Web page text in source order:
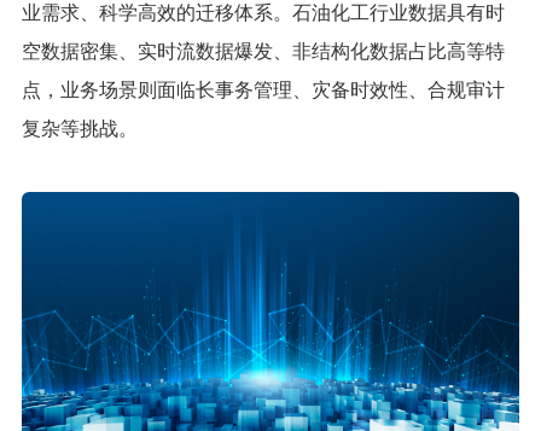
业需求、科学高效的迁移体系。石油化工行业数据具有时
空数据密集、实时流数据爆发、非结构化数据占比高等特
点，业务场景则面临长事务管理、灾备时效性、合规审计
复杂等挑战。